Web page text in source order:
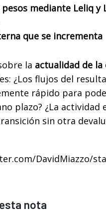
pesos mediante Leliq y
que se incrementa
la actualidad de la
¿Los flujos del
rápido para
plazo? ¿La actividad
sin otra
DavidMiazzo/
nota